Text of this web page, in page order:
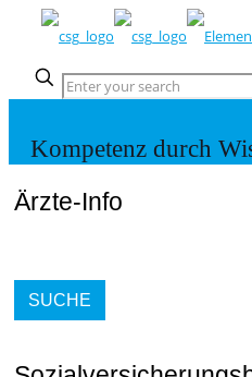
Kompetenz durch
Ärzte-Info
SUCHE